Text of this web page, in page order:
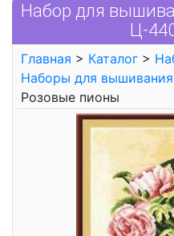
Набор для
Ц-
Главная > Каталог >
Наборы для
Розовые пионы